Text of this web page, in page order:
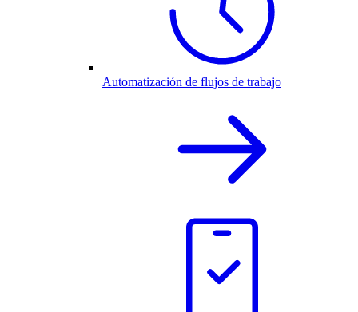
Automatización de flujos de trabajo